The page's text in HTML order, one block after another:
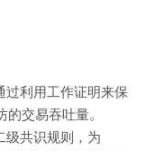
过利用工作证明来保
交易吞吐量。
级共识规则，为